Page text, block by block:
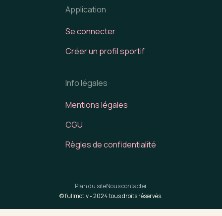
Application
Se connecter
Créer un profil sportif
Info légales
Mentions légales
CGU
Règles de confidentialité
© fullmotiv -2024tous droits réservés.
Plan du siteNous contacter